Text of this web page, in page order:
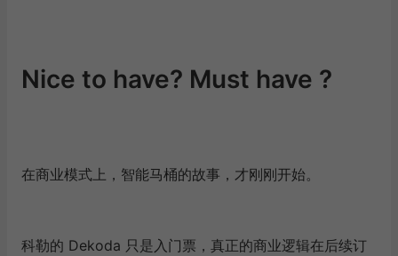
Nice to have? Must have ?
在商业模式上，智能马桶的故事，才刚刚开始。
科勒的 Dekoda 只是入门票，真正的商业逻辑在后续订